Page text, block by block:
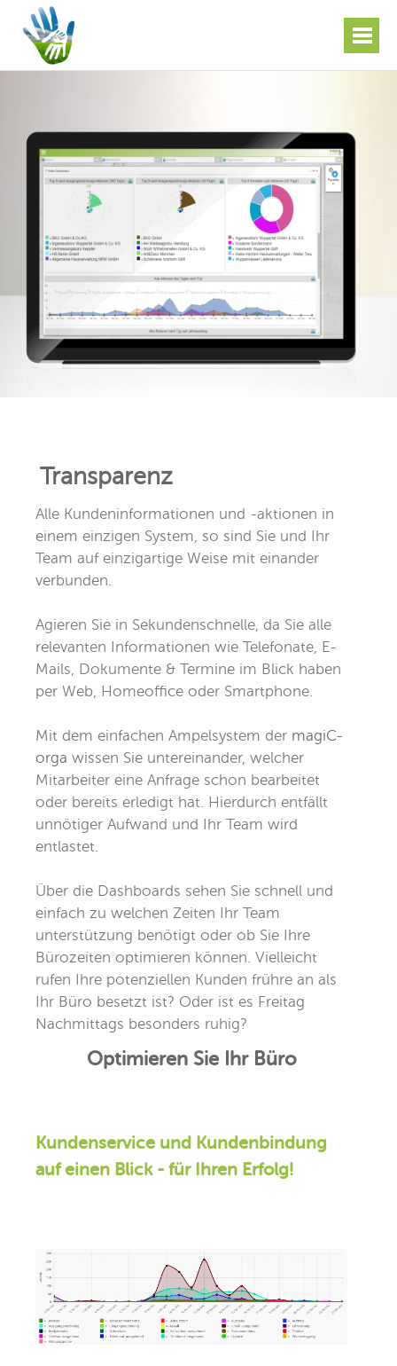
Transparenz
Alle Kundeninformationen und -aktionen in
einem einzigen System, so sind Sie und Ihr
Team auf einzigartige Weise mit einander
verbunden.
Agieren Sie in Sekundenschnelle, da Sie alle
relevanten Informationen wie Telefonate, E-
Mails, Dokumente & Termine im Blick haben
per Web, Homeoffice oder Smartphone.
Mit dem einfachen Ampelsystem der magiC-
orga wissen Sie untereinander, welcher
Mitarbeiter eine Anfrage schon bearbeitet
oder bereits erledigt hat. Hierdurch entfällt
unnötiger Aufwand und Ihr Team wird
entlastet.
Über die Dashboards sehen Sie schnell und
einfach zu welchen Zeiten Ihr Team
unterstützung benötigt oder ob Sie Ihre
Bürozeiten optimieren können. Vielleicht
rufen Ihre potenziellen Kunden frühre an als
Ihr Büro besetzt ist? Oder ist es Freitag
Nachmittags besonders ruhig?
Optimieren Sie Ihr Büro
Kundenservice und Kundenbindung
auf einen Blick - für Ihren Erfolg!